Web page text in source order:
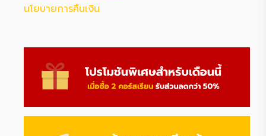
นโยบายการคืนเงิน